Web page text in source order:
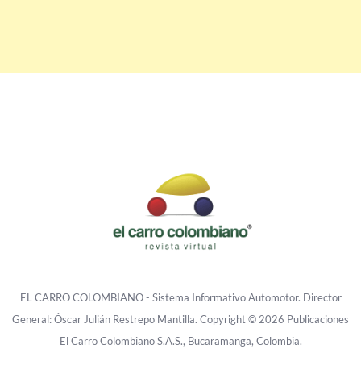
EL CARRO COLOMBIANO - Sistema Informativo Automotor. Director
General: Óscar Julián Restrepo Mantilla. Copyright © 2026 Publicaciones
El Carro Colombiano S.A.S., Bucaramanga, Colombia.